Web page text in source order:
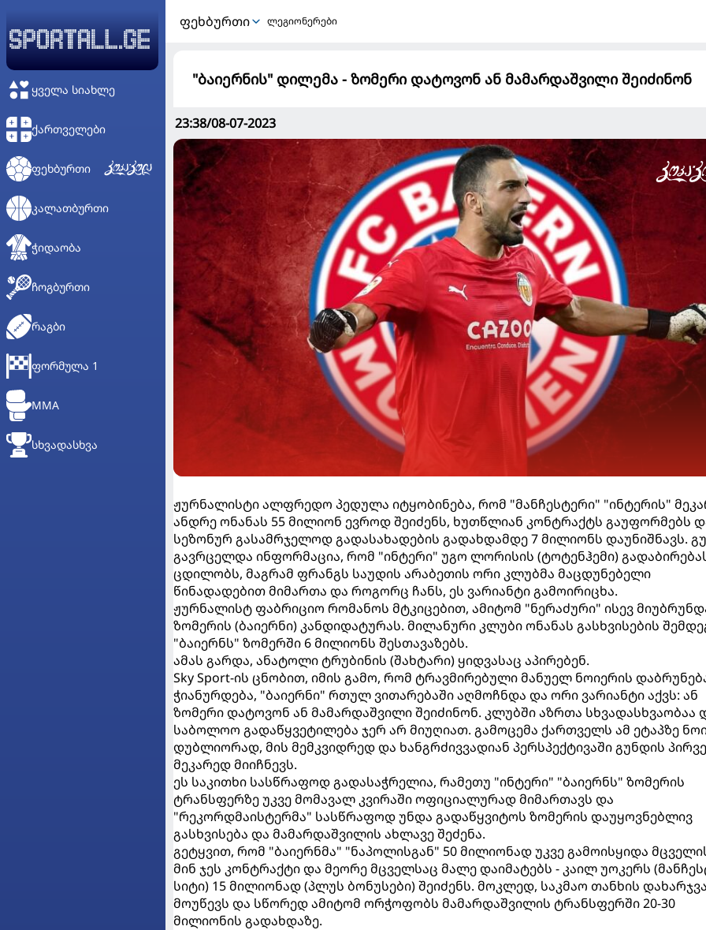
ᲧᲕᲔᲚᲐ ᲡᲘᲐᲮᲚᲔ
ᲥᲐᲠᲗᲕᲔᲚᲔᲑᲘ
ᲤᲔᲮᲑᲣᲠᲗᲘ
ᲙᲐᲚᲐᲗᲑᲣᲠᲗᲘ
ᲭᲘᲓᲐᲝᲑᲐ
ᲩᲝᲒᲑᲣᲠᲗᲘ
ᲠᲐᲒᲑᲘ
ᲤᲝᲠᲛᲣᲚᲐ 1
MMA
ᲡᲮᲕᲐᲓᲐᲡᲮᲕᲐ
ᲤᲔᲮᲑᲣᲠᲗᲘ ლეგიონერები
"ბაიერნის" დილემა - ზომერი დატოვონ ან მამარდაშვილი შეიძინონ
23:38/08-07-2023
ჟურნალისტი ალფრედო პედულა იტყობინება, რომ "მანჩესტერი" "ინტერის"
ანდრე ონანას 55 მილიონ ევროდ შეიძენს, ხუთწლიან კონტრაქტს გაუფორმებს
სეზონურ გასამრჯელოდ გადასახადების გადახდამდე 7 მილიონს დაუნიშნავს.
გავრცელდა ინფორმაცია, რომ "ინტერი" უგო ლორისის (ტოტენჰემი)
ცდილობს, მაგრამ ფრანგს საუდის არაბეთის ორი კლუბმა მაცდუნებელი
წინადადებით მიმართა და როგორც ჩანს, ეს ვარიანტი გამოირიცხა.
ჟურნალისტ ფაბრიციო რომანოს მტკიცებით, ამიტომ "ნერაძური" ისევ
ზომერის (ბაიერნი) კანდიდატურას. მილანური კლუბი ონანას გასხვისების
"ბაიერნს" ზომერში 6 მილიონს შესთავაზებს.
ამას გარდა, ანატოლი ტრუბინის (შახტარი) ყიდვასაც აპირებენ.
Sky Sport-ის ცნობით, იმის გამო, რომ ტრავმირებული მანუელ ნოიერის
ჭიანურდება, "ბაიერნი" რთულ ვითარებაში აღმოჩნდა და ორი ვარიანტი აქვს: ან
ზომერი დატოვონ ან მამარდაშვილი შეიძინონ. კლუბში აზრთა სხვადასხვაობაა
საბოლოო გადაწყვეტილება ჯერ არ მიუღიათ. გამოცემა ქართველს ამ ეტაპზე
დუბლიორად, მის მემკვიდრედ და ხანგრძივვადიან პერსპექტივაში გუნდის
მეკარედ მიიჩნევს.
ეს საკითხი სასწრაფოდ გადასაჭრელია, რამეთუ "ინტერი" "ბაიერნს" ზომერის
ტრანსფერზე უკვე მომავალ კვირაში ოფიციალურად მიმართავს და
"რეკორდმაისტერმა" სასწრაფოდ უნდა გადაწყვიტოს ზომერის დაუყოვნებლივ
გასხვისება და მამარდაშვილის ახლავე შეძენა.
გეტყვით, რომ "ბაიერნმა" "ნაპოლისგან" 50 მილიონად უკვე გამოისყიდა
მინ ჯეს კონტრაქტი და მეორე მცველსაც მალე დაიმატებს - კაილ უოკერს
სიტი) 15 მილიონად (პლუს ბონუსები) შეიძენს. მოკლედ, საკმაო თანხის
მოუწევს და სწორედ ამიტომ ორჭოფობს მამარდაშვილის ტრანსფერში 20-30
მილიონის გადახდაზე.